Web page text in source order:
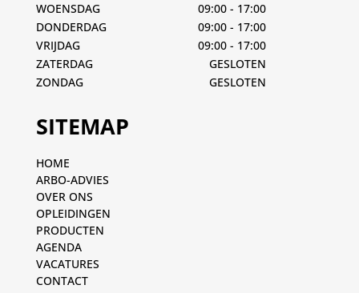
WOENSDAG
09:00 - 17:00
DONDERDAG
09:00 - 17:00
VRIJDAG
09:00 - 17:00
ZATERDAG
GESLOTEN
ZONDAG
GESLOTEN
SITEMAP
HOME
ARBO-ADVIES
OVER ONS
OPLEIDINGEN
PRODUCTEN
AGENDA
VACATURES
CONTACT